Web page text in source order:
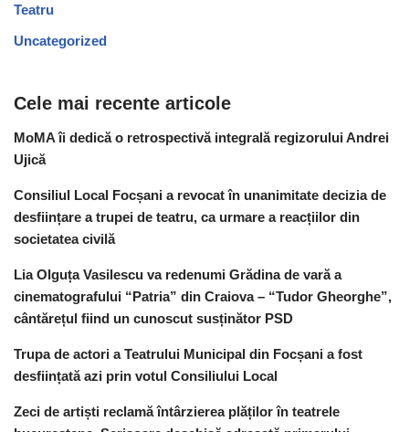
Teatru
Uncategorized
Cele mai recente articole
MoMA îi dedică o retrospectivă integrală regizorului Andrei
Ujică
Consiliul Local Focșani a revocat în unanimitate decizia de
desființare a trupei de teatru, ca urmare a reacțiilor din
societatea civilă
Lia Olguța Vasilescu va redenumi Grădina de vară a
cinematografului “Patria” din Craiova – “Tudor Gheorghe”,
cântărețul fiind un cunoscut susținător PSD
Trupa de actori a Teatrului Municipal din Focșani a fost
desființată azi prin votul Consiliului Local
Zeci de artiști reclamă întârzierea plăților în teatrele